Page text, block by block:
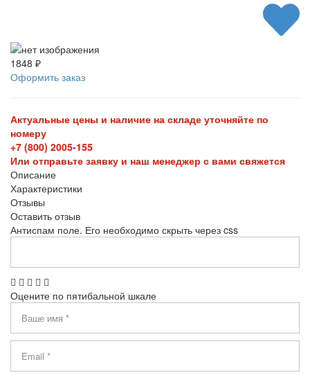
1848 ₽
Оформить заказ
Актуальные цены и наличие на складе уточняйте по
номеру
+7 (800) 2005-155
Или отправьте заявку и наш менеджер с вами свяжется
Описание
Характеристики
Отзывы
Оставить отзыв
Антиспам поле. Его необходимо скрыть через css
Оцените по пятибальной шкале